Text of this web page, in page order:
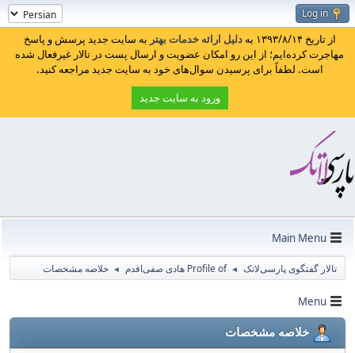
Log in
از تاریخ ۱۳۹۳/۸/۱۴ به دلیل ارائه خدمات بهتر به سایت جدید پرسش و پاسخ
مهاجرت کرده‌ایم؛ از این رو امکان عضویت و ارسال پست در تالار غیرفعال شده
است. لطفاً برای پرسیدن سوال‌های خود به سایت جدید مراجعه کنید.
ورود به سایت جدید
Main Menu
تالار گفتگوی پارسی‌لاتک ◄ Profile of هادی صفی‌اقدم ◄ خلاصه مشخصات
Menu
خلاصه مشخصات